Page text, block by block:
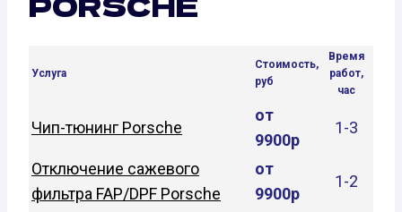
Услуга
Стоимость,
руб
Время
работ,
час
Чип-тюнинг Porsche
от
9900р
1-3
Отключение сажевого
фильтра FAP/DPF Porsche
от
9900р
1-2